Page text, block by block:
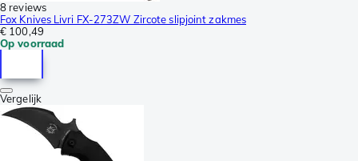
8 reviews
Fox Knives Livri FX-273ZW Zircote slipjoint zakmes
€ 100,49
Op voorraad
Vergelijk